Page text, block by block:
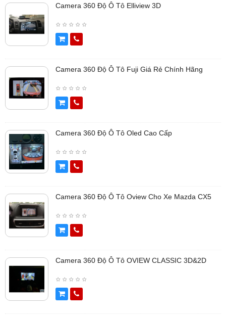
Camera 360 Độ Ô Tô Elliview 3D
Camera 360 Độ Ô Tô Fuji Giá Rẻ Chính Hãng
Camera 360 Độ Ô Tô Oled Cao Cấp
Camera 360 Độ Ô Tô Oview Cho Xe Mazda CX5
Camera 360 Độ Ô Tô OVIEW CLASSIC 3D&2D